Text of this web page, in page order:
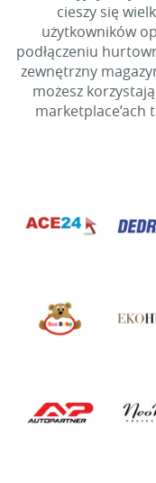
cieszy się
użytkowników
podłączeniu
zewnętrzny
możesz
marketplace’ach